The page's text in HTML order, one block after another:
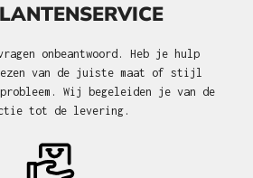
onbeantwoord. Heb je hulp
van de juiste maat of stijl
Wij begeleiden je van de
tot de levering.